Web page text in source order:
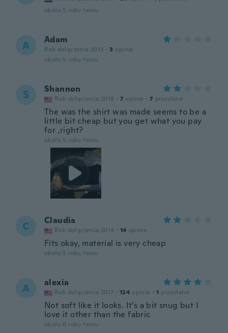
około 5 roku temu
A Adam
Rok dołączenia 2013 · 3 opinie
około 5 roku temu
S Shannon
Rok dołączenia 2018 · 7 opinie · 7 przesłane
The was the shirt was made seems to be a
little bit cheap but you get what you pay
for ,right?
około 5 roku temu
C Claudia
Rok dołączenia 2014 · 14 opinie
Fits okay, material is very cheap
około 5 roku temu
A alexia
Rok dołączenia 2017 · 124 opinie · 1 przesłane
Not soft like it looks. It’s a bit snug but I
love it other than the fabric
około 6 roku temu